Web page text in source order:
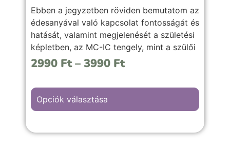
Ebben a jegyzetben röviden bemutatom az
édesanyával való kapcsolat fontosságát és
hatását, valamint megjelenését a születési
képletben, az MC-IC tengely, mint a szülői
tengelyt az egyes jegyekben, továbbá a
házak, fényszögek) kiemelten a kihívást
jelentő fényszögkapcsolatokat.
2990 Ft – 3990 Ft
Opciók választása